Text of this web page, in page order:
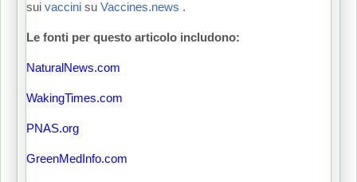
sui vaccini su Vaccines.news .
Le fonti per questo articolo includono:
NaturalNews.com
WakingTimes.com
PNAS.org
GreenMedInfo.com